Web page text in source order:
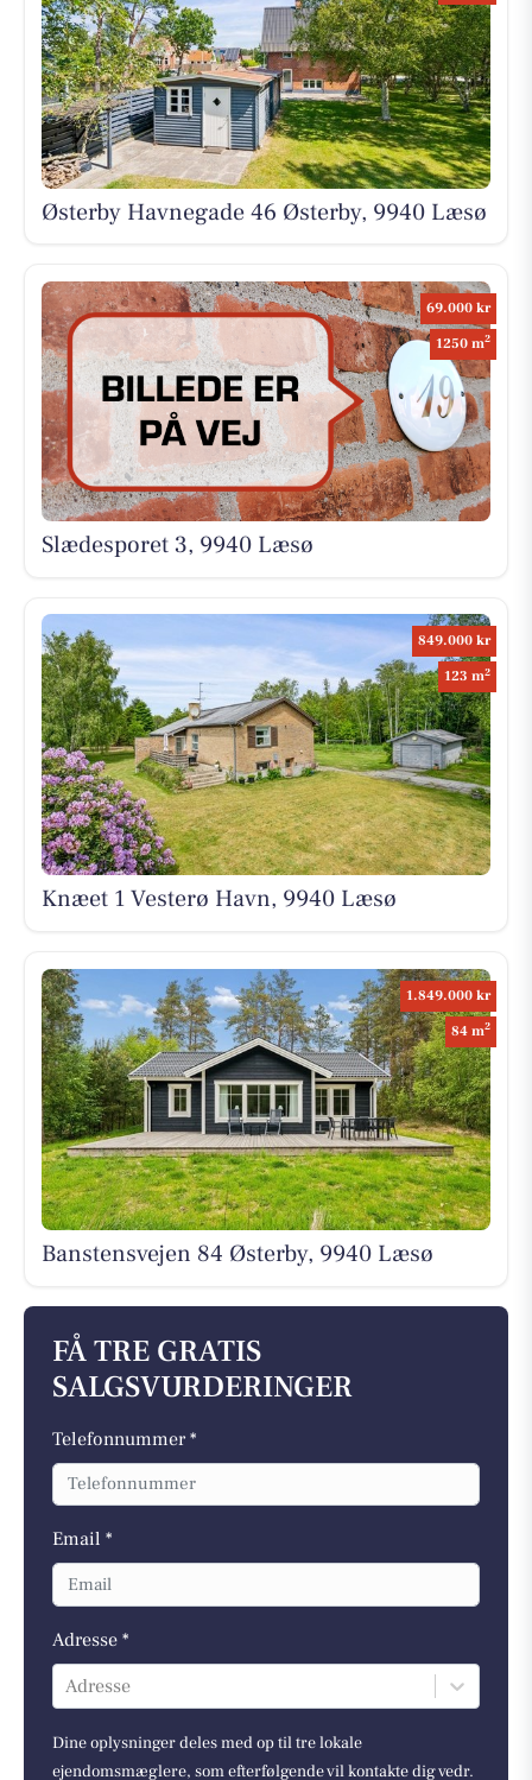
Østerby Havnegade 46 Østerby, 9940 Læsø
69.000 kr
1250 m2
Slædesporet 3, 9940 Læsø
849.000 kr
123 m2
Knæet 1 Vesterø Havn, 9940 Læsø
1.849.000 kr
84 m2
Banstensvejen 84 Østerby, 9940 Læsø
FÅ TRE GRATIS
SALGSVURDERINGER
Telefonnummer *
Email *
Adresse *
Adresse
Dine oplysninger deles med op til tre lokale
ejendomsmæglere, som efterfølgende vil kontakte dig vedr.